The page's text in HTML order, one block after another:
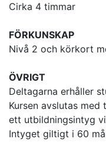
Cirka 4 timmar
FÖRKUNSKAP
Nivå 2 och körkort
ÖVRIGT
Deltagarna erhåller
Kursen avslutas
ett utbildningsintyg
Intyget giltigt i 60